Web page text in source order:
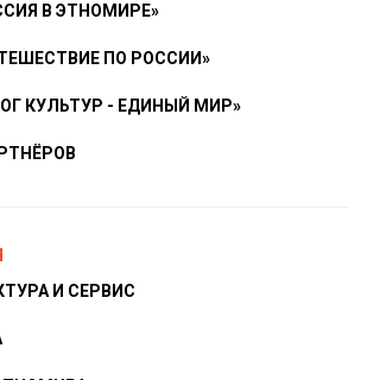
В ЭТНОМИРЕ»
ПО РОССИИ»
КУЛЬТУР - ЕДИНЫЙ МИР»
И СЕРВИС